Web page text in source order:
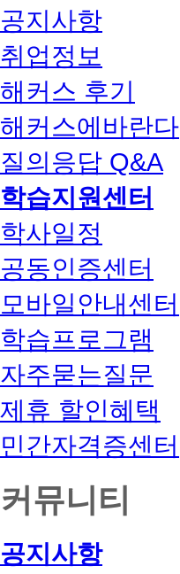
공지사항
취업정보
해커스 후기
해커스에바란다
질의응답 Q&A
학습지원센터
학사일정
공동인증센터
모바일안내센터
학습프로그램
자주묻는질문
제휴 할인혜택
민간자격증센터
커뮤니티
공지사항